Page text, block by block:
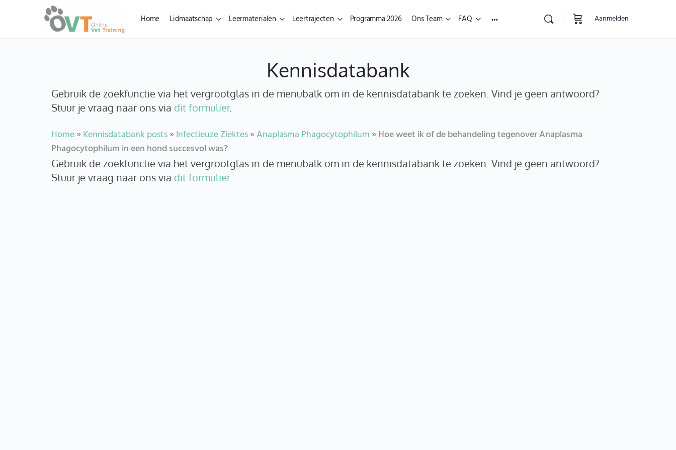
Home Lidmaatschap Leermaterialen Leertrajecten Programma 2026 Ons Team FAQ Aanmelden
Kennisdatabank
Gebruik de zoekfunctie via het vergrootglas in de menubalk om in de kennisdatabank te zoeken. Vind je geen antwoord?
Stuur je vraag naar ons via dit formulier.
Home»Kennisdatabank posts»Infectieuze Ziektes»Anaplasma Phagocytophilum »Hoe weet ik of de behandeling tegenover Anaplasma
Phagocytophilum in een hond succesvol was?
Gebruik de zoekfunctie via het vergrootglas in de menubalk om in de kennisdatabank te zoeken. Vind je geen antwoord?
Stuur je vraag naar ons via dit formulier.